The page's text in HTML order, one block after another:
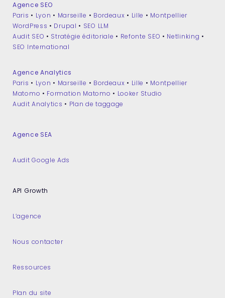
Agence SEO
Paris • Lyon • Marseille • Bordeaux • Lille • Montpellier
WordPress • Drupal • SEO LLM
Audit SEO • Stratégie éditoriale • Refonte SEO • Netlinking •
SEO International
Agence Analytics
Paris • Lyon • Marseille • Bordeaux • Lille • Montpellier
Matomo • Formation Matomo • Looker Studio
Audit Analytics • Plan de taggage
Agence SEA
Audit Google Ads
API Growth
L’agence
Nous contacter
Ressources
Plan du site